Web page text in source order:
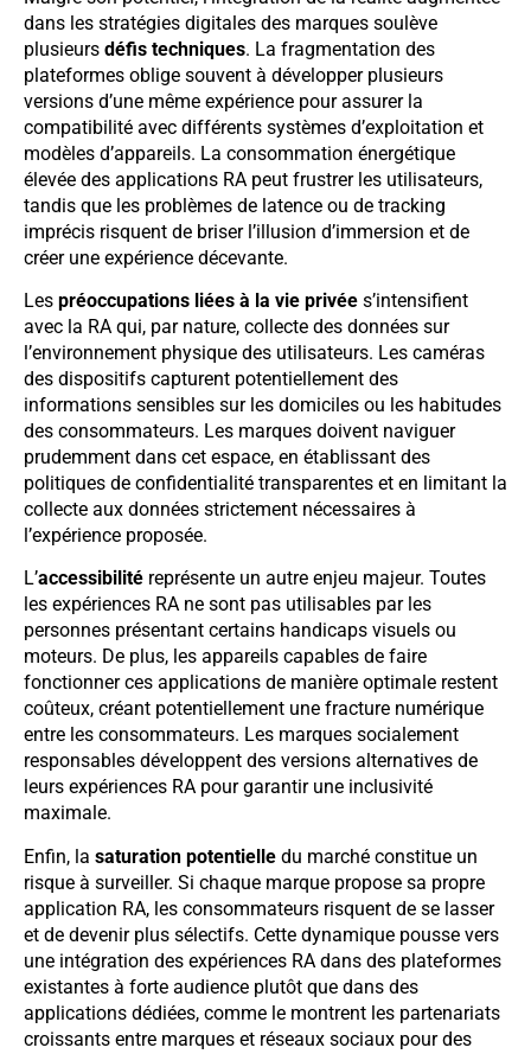
dans les stratégies digitales des marques soulève
plusieurs défis techniques. La fragmentation des
plateformes oblige souvent à développer plusieurs
versions d’une même expérience pour assurer la
compatibilité avec différents systèmes d’exploitation et
modèles d’appareils. La consommation énergétique
élevée des applications RA peut frustrer les utilisateurs,
tandis que les problèmes de latence ou de tracking
imprécis risquent de briser l’illusion d’immersion et de
créer une expérience décevante.
Les préoccupations liées à la vie privée s’intensifient
avec la RA qui, par nature, collecte des données sur
l’environnement physique des utilisateurs. Les caméras
des dispositifs capturent potentiellement des
informations sensibles sur les domiciles ou les habitudes
des consommateurs. Les marques doivent naviguer
prudemment dans cet espace, en établissant des
politiques de confidentialité transparentes et en limitant la
collecte aux données strictement nécessaires à
l’expérience proposée.
L’accessibilité représente un autre enjeu majeur. Toutes
les expériences RA ne sont pas utilisables par les
personnes présentant certains handicaps visuels ou
moteurs. De plus, les appareils capables de faire
fonctionner ces applications de manière optimale restent
coûteux, créant potentiellement une fracture numérique
entre les consommateurs. Les marques socialement
responsables développent des versions alternatives de
leurs expériences RA pour garantir une inclusivité
maximale.
Enfin, la saturation potentielle du marché constitue un
risque à surveiller. Si chaque marque propose sa propre
application RA, les consommateurs risquent de se lasser
et de devenir plus sélectifs. Cette dynamique pousse vers
une intégration des expériences RA dans des plateformes
existantes à forte audience plutôt que dans des
applications dédiées, comme le montrent les partenariats
croissants entre marques et réseaux sociaux pour des